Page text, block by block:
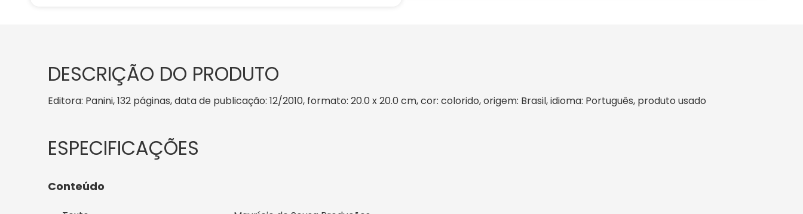
DESCRIÇÃO DO PRODUTO
Editora: Panini, 132 páginas, data de publicação: 12/2010, formato: 20.0 x 20.0 cm, cor: colorido, origem: Brasil, idioma: Português, produto usado
Conteúdo